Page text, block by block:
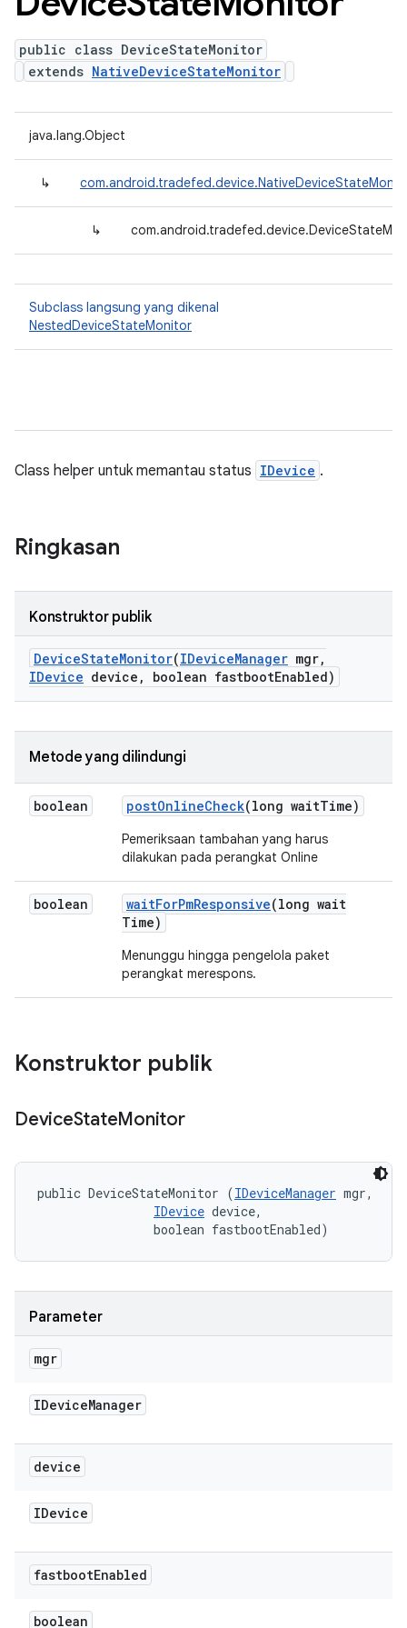
public class DeviceStateMonitor
extends NativeDeviceStateMonitor
java.lang.Object
↳
↳
Subclass langsung yang dikenal
NestedDeviceStateMonitor
Class helper untuk memantau status IDevice .
Ringkasan
Konstruktor publik
DeviceStateMonitor(IDeviceManager mgr,
IDevice device , boolean fastbootEnabled)
Metode yang dilindungi
boolean postOnlineCheck(long waitTime)
Pemeriksaan tambahan yang harus
dilakukan pada perangkat Online
boolean waitForPmResponsive(long wait
Time)
Menunggu hingga pengelola paket
perangkat merespons.
Konstruktor publik
DeviceStateMonitor
public DeviceStateMonitor (IDeviceManager mgr,
IDevice device,
                boolean fastbootEnabled)
Parameter
mgr
IDeviceManager
device
IDevice
fastbootEnabled
boolean